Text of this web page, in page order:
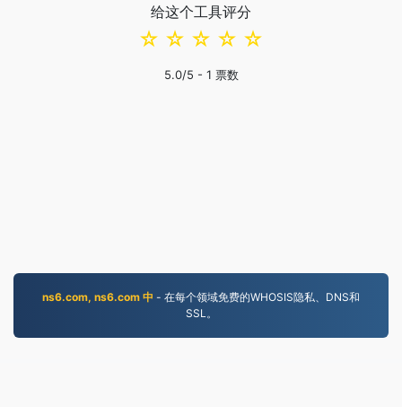
给这个工具评分
☆
☆
☆
☆
☆
5.0/5 - 1 票数
ns6.com, ns6.com 中 - 在每个领域免费的WHOSIS隐私、DNS和
SSL。